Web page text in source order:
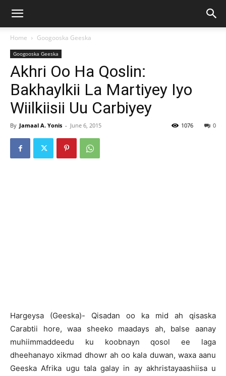
Home Googooska Geeska
Googooska Geeska
Akhri Oo Ha Qoslin:
Bakhaylkii La Martiyey Iyo
Wiilkiisii Uu Carbiyey
By Jamaal A. Yonis - June 6, 2015 0
1076
Hargeysa (Geeska)- Qisadan oo ka mid ah qisaska
Carabtii hore, waa sheeko maadays ah, balse aanay
muhiimmaddeedu ku koobnayn qosol ee laga
dheehanayo xikmad dhowr ah oo kala duwan, waxa aanu
Geeska Afrika ugu tala galay in ay akhristayaashiisa u